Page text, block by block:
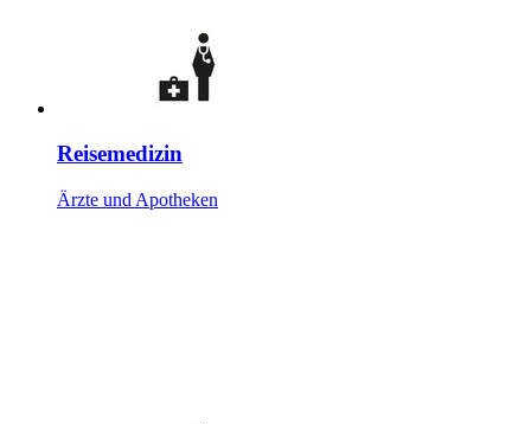
Reisemedizin
Ärzte und Apotheken